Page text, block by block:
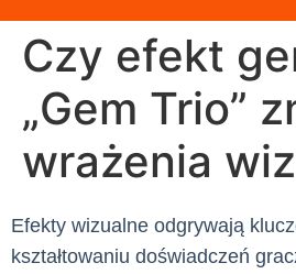
Czy efekt
„Gem Trio”
wrażenia
Efekty wizualne odgrywają
kształtowaniu doświadczeń